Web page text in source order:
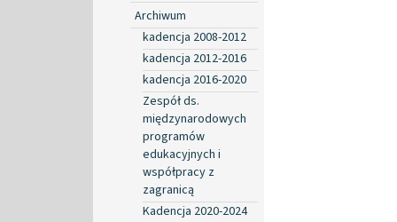
Archiwum
kadencja 2008-2012
kadencja 2012-2016
kadencja 2016-2020
Zespół ds.
międzynarodowych
programów
edukacyjnych i
współpracy z
zagranicą
Kadencja 2020-2024